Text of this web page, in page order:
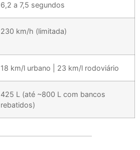
6,2 a 7,5 segundos
230 km/h (limitada)
18 km/l urbano | 23 km/l rodoviário
425 L (até ~800 L com bancos
rebatidos)